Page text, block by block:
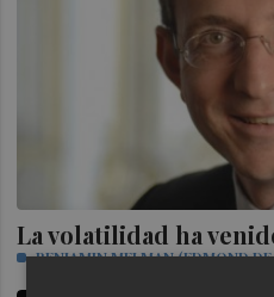
La volatilidad ha
BENJAMIN MELMAN (EDMOND